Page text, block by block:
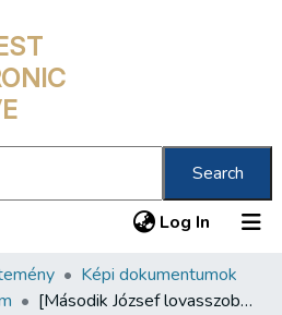
Search
Log In (current)
Képi dokumentumok
[Második József lovasszobrának terve Kögler Mátyástól] Kögler Mátyás ceruzavázlata : 1784. Fővárosi Levéltár